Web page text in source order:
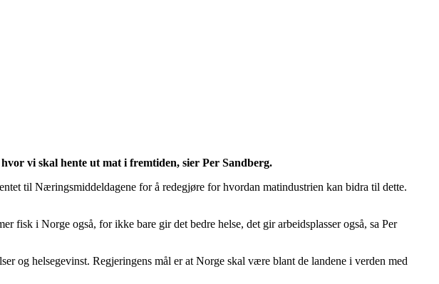
vi skal hente ut mat i fremtiden, sier Per Sandberg.
til Næringsmiddeldagene for å redegjøre for hvordan matindustrien kan bidra til dette.
fisk i Norge også, for ikke bare gir det bedre helse, det gir arbeidsplasser også, sa Per
og helsegevinst. Regjeringens mål er at Norge skal være blant de landene i verden med